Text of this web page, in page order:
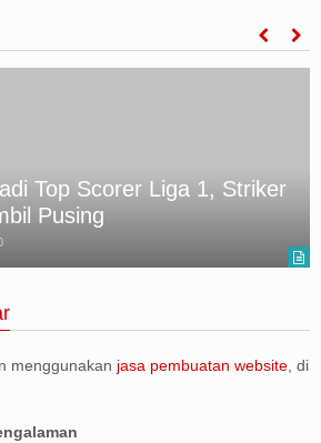
Top Scorer Liga 1, Striker
Pusing
menggunakan jasa pembuatan website , di